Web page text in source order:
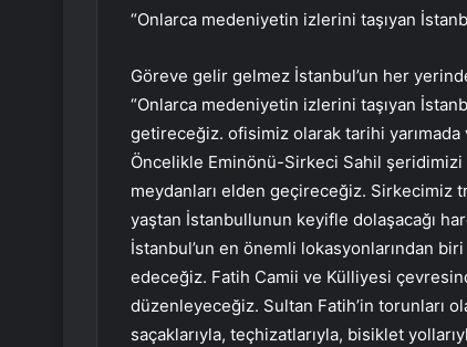
“Onlarca medeniyetin izlerini taşıyan
Göreve gelir gelmez İstanbul’un her
“Onlarca medeniyetin izlerini taşıyan
getireceğiz. ofisimiz olarak tarihi
Öncelikle Eminönü-Sirkeci Sahil
meydanları elden geçireceğiz. Sirkecimiz
yaştan İstanbullunun keyifle dolaşacağı
İstanbul’un en önemli lokasyonlarından
edeceğiz. Fatih Camii ve Külliyesi
düzenleyeceğiz. Sultan Fatih’in torunları
saçaklarıyla, teçhizatlarıyla, bisiklet